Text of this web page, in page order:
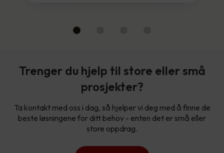
Trenger du hjelp til store eller små
prosjekter?
Ta kontakt med oss i dag, så hjelper vi deg med å finne de
beste løsningene for ditt behov - enten det er små eller
store oppdrag.